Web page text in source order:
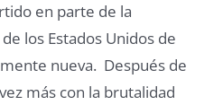
en parte de la
los Estados Unidos de
nueva. Después de
más con la brutalidad